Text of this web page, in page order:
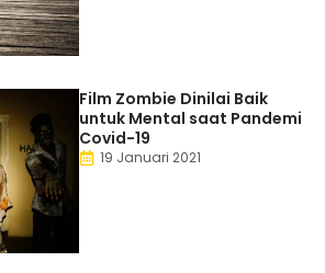
Film Zombie Dinilai Baik
untuk Mental saat Pandemi
Covid-19
19 Januari 2021